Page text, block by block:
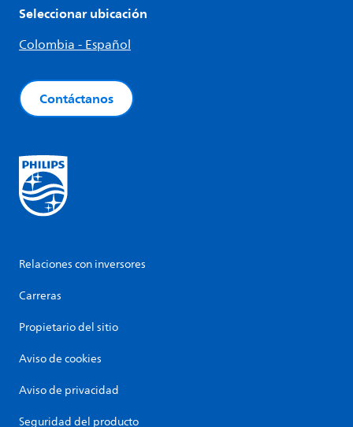
Seleccionar ubicación
Colombia - Español
Contáctanos
Relaciones con inversores
Carreras
Propietario del sitio
Aviso de cookies
Aviso de privacidad
Seguridad del producto